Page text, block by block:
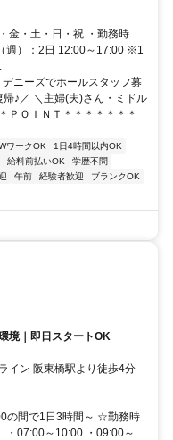
金・土・日・祝 ・勤務時
週）：2日 12:00～17:00 ※1
ニーズでホールスタッフ募
♪／ ＼主婦(夫)さん・ミドル
ＰＯＩＮＴ＊＊＊＊＊＊＊
ワークOK
1日4時間以内OK
給料前払いOK
学歴不問
午前 経験者歓迎
ブランクOK
境｜即日スタートOK
イン 阪東橋駅より徒歩4分
の間で1日3時間～ ☆勤務時
・07:00～10:00 ・09:00～